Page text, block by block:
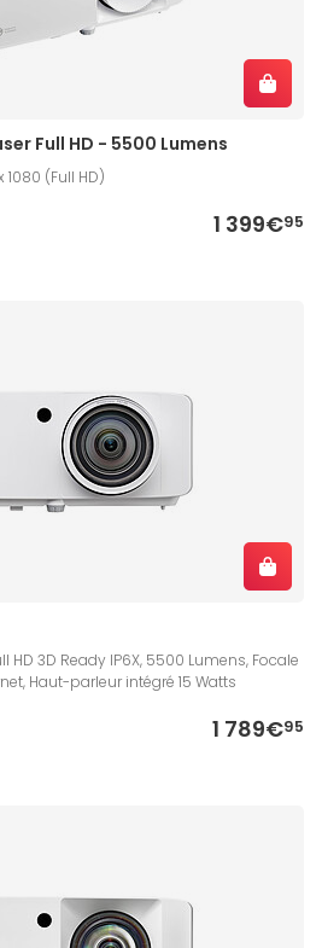
Full HD - 5500 Lumens
1080 (Full HD)
1 399€95
HD 3D Ready IP6X, 5500 Lumens, Focale
Haut-parleur intégré 15 Watts
1 789€95